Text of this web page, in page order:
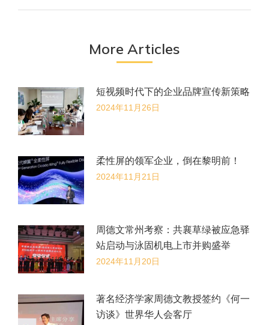
的
More Articles
短视频时代下的企业品牌宣传新策略
2024年11月26日
柔性屏的领军企业，倒在黎明前！
2024年11月21日
周德文常州考察：共襄草绿被应急驿
站启动与泳固机电上市并购盛举
2024年11月20日
著名经济学家周德文教授签约《何一
访谈》世界华人会客厅